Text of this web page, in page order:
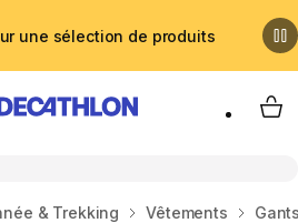
une sélection de produits
My
& Trekking Vêtements